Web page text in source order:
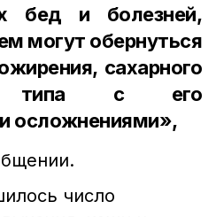
бед и болезней,
могут обернуться
сахарного
типа с его
осложнениями»,
число